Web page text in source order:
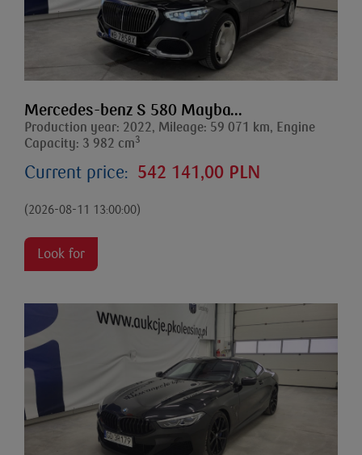
Mercedes-benz S 580 Mayba...
Production year: 2022, Mileage: 59 071 km, Engine
Capacity: 3 982 cm3
Current price: 542 141,00 PLN
(2026-08-11 13:00:00)
Look for